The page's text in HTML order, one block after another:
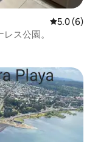
レビュー6
5.0 (6)
ス公園。